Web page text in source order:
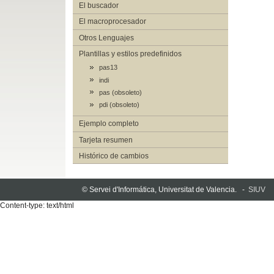
El buscador
El macroprocesador
Otros Lenguajes
Plantillas y estilos predefinidos
pas13
indi
pas (obsoleto)
pdi (obsoleto)
Ejemplo completo
Tarjeta resumen
Histórico de cambios
© Servei d'Informática, Universitat de Valencia. - SIUV
Content-type: text/html